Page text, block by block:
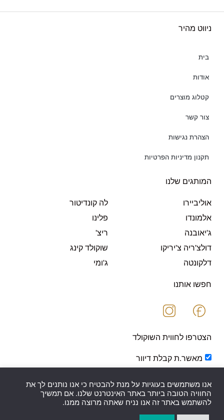
ניווט מהיר
בית
אודות
קטלוג מוצרים
צור קשר
הצהרת נגישות
תקנון מדיניות הפרטיות
המותגים שלנו
אוליביירו
אלמונדו
ג'יאובנה
דולצ'ריה צ'יריקו
דלקונטה
לה קונדיטור
פלינו
ריצ'
שוקולד קינג
ג'ומי
חפשו אותנו
הצטרפו לחווית השוקולד
מאשר.ת קבלת דיוור
שלח.י
אנו משתמשים בעוגיות על מנת להבטיח כי אנו נותנים לך את
החוויה הטובה ביותר באתר האינטרנט שלנו. אם תמשיך
להשתמש באתר זה אנו נניח שאתה מרוצה ממנו.